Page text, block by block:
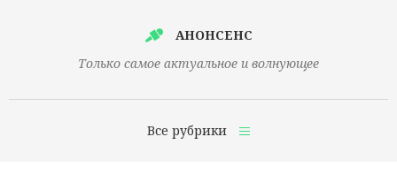
АНОНСЕНС
Только самое актуальное и волнующее
Все рубрики